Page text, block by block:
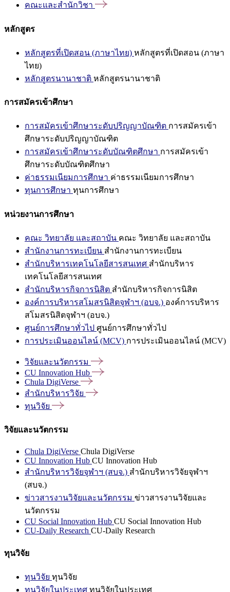
คณะและสำนักวิชา
หลักสูตร
หลักสูตรที่เปิดสอน (ภาษาไทย) หลักสูตรที่เปิดสอน (ภาษา
ไทย)
หลักสูตรนานาชาติ หลักสูตรนานาชาติ
การสมัครเข้าศึกษา
การสมัครเข้าศึกษาระดับปริญญาบัณฑิต การสมัครเข้า
ศึกษาระดับปริญญาบัณฑิต
การสมัครเข้าศึกษาระดับบัณฑิตศึกษา การสมัครเข้า
ศึกษาระดับบัณฑิตศึกษา
ค่าธรรมเนียมการศึกษา ค่าธรรมเนียมการศึกษา
ทุนการศึกษา ทุนการศึกษา
หน่วยงานการศึกษา
คณะ วิทยาลัย และสถาบัน คณะ วิทยาลัย และสถาบัน
สำนักงานการทะเบียน สำนักงานการทะเบียน
สำนักบริหารเทคโนโลยีสารสนเทศ สำนักบริหาร
เทคโนโลยีสารสนเทศ
สำนักบริหารกิจการนิสิต สำนักบริหารกิจการนิสิต
องค์การบริหารสโมสรนิสิตจุฬาฯ (อบจ.) องค์การบริหาร
สโมสรนิสิตจุฬาฯ (อบจ.)
ศูนย์การศึกษาทั่วไป ศูนย์การศึกษาทั่วไป
การประเมินออนไลน์ (MCV) การประเมินออนไลน์ (MCV)
วิจัยและนวัตกรรม
CU Innovation Hub
Chula DigiVerse
สำนักบริหารวิจัย
ทุนวิจัย
วิจัยและนวัตกรรม
Chula DigiVerse Chula DigiVerse
CU Innovation Hub CU Innovation Hub
สำนักบริหารวิจัยจุฬาฯ (สบจ.) สำนักบริหารวิจัยจุฬาฯ
(สบจ.)
ข่าวสารงานวิจัยและนวัตกรรม ข่าวสารงานวิจัยและ
นวัตกรรม
CU Social Innovation Hub CU Social Innovation Hub
CU-Daily Research CU-Daily Research
ทุนวิจัย
ทุนวิจัย ทุนวิจัย
ทุนวิจัยในประเทศ ทุนวิจัยในประเทศ